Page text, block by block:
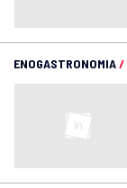
ENOGASTRONOMIA/